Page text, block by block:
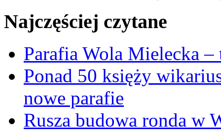
Najczęściej czytane
Parafia Wola Mielecka
Ponad 50 księży
nowe parafie
Rusza budowa ronda w